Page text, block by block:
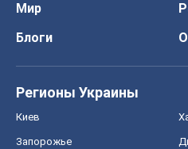
Мир
Блоги
Регионы Украины
Киев
Запорожье